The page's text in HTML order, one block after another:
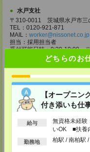
どちらのお
【オープニン
付き添いも仕
給与
無資格未経
いOK ■扶養
以上
勤務地 柏駅 / 南柏駅
水戸支社
〒310-0011 茨城県水戸市三
TEL：0120-921-871
MAIL： worker@nissonet.co.jp
担当：採用担当者
受付可能日時：9:30-19:00
〒320-0811 栃木県宇都宮市
TEL：0120-921-871
MAIL：worker@nissonet.co.jp
担当：採用担当者
受付可能日時：9:30-19:00
埼玉県さいたま市大宮区仲
TEL：0120-921-871